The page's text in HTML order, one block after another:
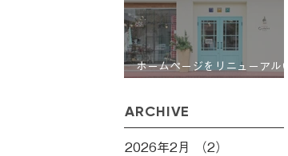
ホームページをリニューアルい
ARCHIVE
2026年2月 （2）